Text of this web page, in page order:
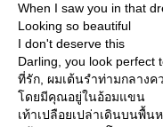
When I saw you in that
Looking so beautiful
I don't deserve this
Darling, you look perfect
ที่รัก, ผมเต้นรำท่ามกลางค
ดยมีคุณอยู่ในอ้อมแขน
เท้าเปลือยเปล่าเดินบนพื้น